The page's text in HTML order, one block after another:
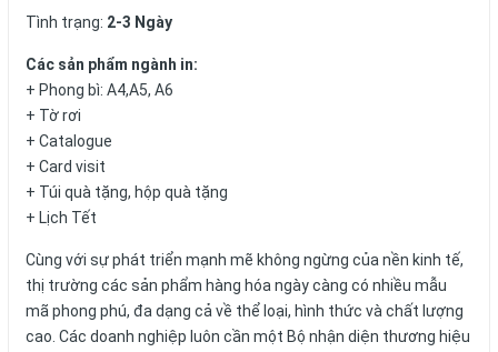
Tình trạng: 2-3 Ngày
Các sản phẩm ngành in:
+ Phong bì: A4,A5, A6
+ Tờ rơi
+ Catalogue
+ Card visit
+ Túi quà tặng, hộp quà tặng
+ Lịch Tết
Cùng với sự phát triển mạnh mẽ không ngừng của nền kinh tế,
thị trường các sản phẩm hàng hóa ngày càng có nhiều mẫu
mã phong phú, đa dạng cả về thể loại, hình thức và chất lượng
cao. Các doanh nghiệp luôn cần một Bộ nhận diện thương hiệu